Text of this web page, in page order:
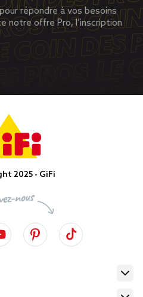
répondre à vos besoins
notre offre Pro, l’inscription
2025 - GiFi